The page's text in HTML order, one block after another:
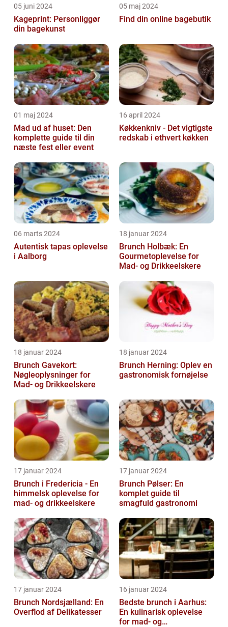
05 juni 2024
Kageprint: Personliggør
din bagekunst
05 maj 2024
Find din online bagebutik
01 maj 2024
Mad ud af huset: Den
komplette guide til din
næste fest eller event
16 april 2024
Køkkenkniv - Det vigtigste
redskab i ethvert køkken
06 marts 2024
Autentisk tapas oplevelse
i Aalborg
18 januar 2024
Brunch Holbæk: En
Gourmetoplevelse for
Mad- og Drikkeelskere
18 januar 2024
Brunch Gavekort:
Nøgleoplysninger for
Mad- og Drikkeelskere
18 januar 2024
Brunch Herning: Oplev en
gastronomisk fornøjelse
17 januar 2024
Brunch i Fredericia - En
himmelsk oplevelse for
mad- og drikkeelskere
17 januar 2024
Brunch Pølser: En
komplet guide til
smagfuld gastronomi
17 januar 2024
Brunch Nordsjælland: En
Overflod af Delikatesser
16 januar 2024
Bedste brunch i Aarhus:
En kulinarisk oplevelse
for mad- og